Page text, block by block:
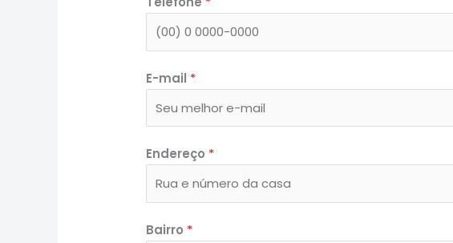
E-mail *
Endereço *
Bairro *